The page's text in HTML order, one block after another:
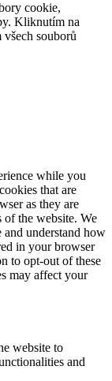
cookie,
Kliknutím na
souborů
while you
that are
as they are
the website. We
and understand how
in your browser
to opt-out of these
may affect your
website to
and